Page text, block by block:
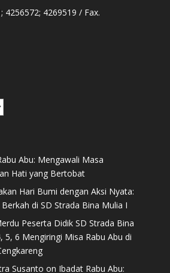
4256572; 4269519 / Fax.
Abu: Mengawali Masa
Hati yang Bertobat
Hari Bumi dengan Aksi Nyata:
di SD Strada Bina Mulia I
Peserta Didik SD Strada Bina
5, 6 Mengiringi Misa Rabu Abu di
Susanto on Ibadat Rabu Abu: